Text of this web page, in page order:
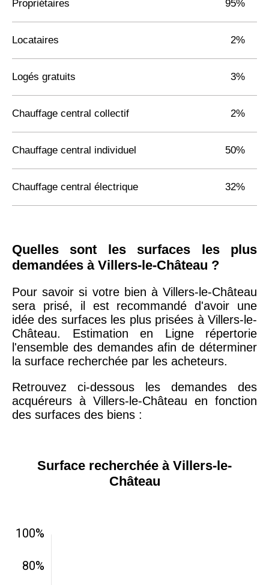
Propriétaires 95%
Locataires 2%
Logés gratuits 3%
Chauffage central collectif 2%
Chauffage central individuel 50%
Chauffage central électrique 32%
Quelles sont les surfaces les plus
demandées à Villers-le-Château ?
Pour savoir si votre bien à Villers-le-Château
sera prisé, il est recommandé d'avoir une
idée des surfaces les plus prisées à Villers-le-
Château. Estimation en Ligne répertorie
l'ensemble des demandes afin de déterminer
la surface recherchée par les acheteurs.
Retrouvez ci-dessous les demandes des
acquéreurs à Villers-le-Château en fonction
des surfaces des biens :
Surface recherchée à Villers-le-
Château